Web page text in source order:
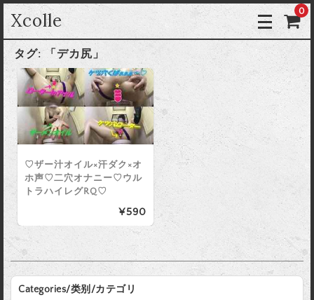
Xcolle 0
タグ: 「デカ尻」
♡ザー汁オイル×汗ダク×オ
ホ声♡二穴オナニー♡ウル
トラハイレグRQ♡
¥590
Categories/类别/カテゴリ